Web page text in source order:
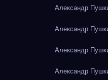
Александр
Александр
Александр
Александр